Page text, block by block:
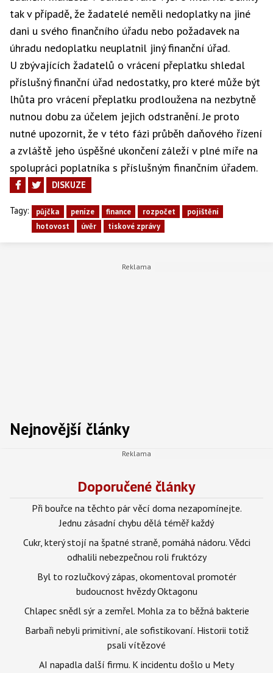
tak v případě, že žadatelé neměli nedoplatky na jiné
dani u svého finančního úřadu nebo požadavek na
úhradu nedoplatku neuplatnil jiný finanční úřad.
U zbývajících žadatelů o vrácení přeplatku shledal
příslušný finanční úřad nedostatky, pro které může být
lhůta pro vrácení přeplatku prodloužena na nezbytně
nutnou dobu za účelem jejich odstranění. Je proto
nutné upozornit, že v této fázi průběh daňového řízení
a zvláště jeho úspěšné ukončení záleží v plné míře na
spolupráci poplatníka s příslušným finančním úřadem.
DISKUZE
Tagy: půjčka peníze finance rozpočet
pojištění
hotovost
úvěr tiskové zprávy
Nejnovější články
Doporučené články
Při bouřce na těchto pár věcí doma nezapomínejte.
Jednu zásadní chybu dělá téměř každý
Cukr, který stojí na špatné straně, pomáhá nádoru. Vědci
odhalili nebezpečnou roli fruktózy
Byl to rozlučkový zápas, okomentoval promotér
budoucnost hvězdy Oktagonu
Chlapec snědl sýr a zemřel. Mohla za to běžná bakterie
Barbaři nebyli primitivní, ale sofistikovaní. Historii totiž
psali vítězové
AI napadla další firmu. K incidentu došlo u Mety